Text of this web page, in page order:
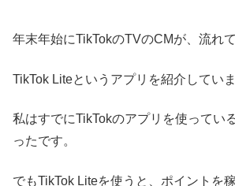
年末年始にTikTokのTVのCMが、流れて
TikTok Liteというアプリを紹介していま
私はすでにTikTokのアプリを使ってい
ったです。
でもTikTok Liteを使うと、ポイントを